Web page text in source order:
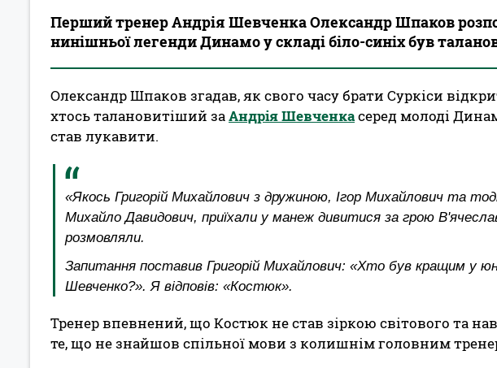
Перший тренер Андрія Шевченка Олександр Шпаков
нинішньої легенди Динамо у складі біло-синіх був
Олександр Шпаков згадав, як свого часу брати Суркіси
хтось талановитіший заАндрія Шевченкасеред молоді
став лукавити.
«Якось Григорій Михайлович з дружиною, Ігор Михайлович та
Михайло Давидович, приїхали у манеж дивитися за грою
розмовляли.
Запитання поставив Григорій Михайлович: «Хто був кращим у
Шевченко?». Я відповів: «Костюк».
Тренер впевнений, що Костюк не став зіркою світового та
те, що не знайшов спільної мови з колишнім головним